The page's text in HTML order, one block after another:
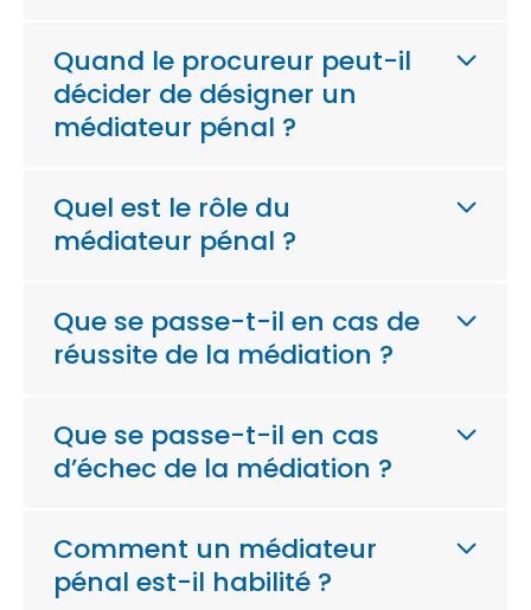
Quand le procureur peut-il
décider de désigner un
médiateur pénal ?
Quel est le rôle du
médiateur pénal ?
Que se passe-t-il en cas de
réussite de la médiation ?
Que se passe-t-il en cas
d’échec de la médiation ?
Comment un médiateur
pénal est-il habilité ?